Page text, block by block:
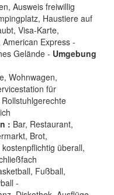
Ausweis freiwillig
Haustiere auf
Visa-Karte,
Express -
Gelände - Umgebung
Wohnwagen,
für
: Bar, Restaurant,
Brot,
überall,
Fußball,
-